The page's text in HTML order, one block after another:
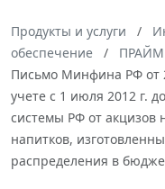
Продукты и услуги
обеспечение
ПРАЙМ
Письмо Минфина РФ от
учете с 1 июля 2012 г.
системы РФ от акцизов
напитков,
распределения в